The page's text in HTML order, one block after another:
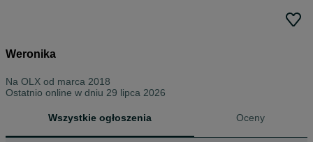
Weronika
Na OLX od marca 2018
Ostatnio online w dniu 29 lipca 2026
Wszystkie ogłoszenia Oceny